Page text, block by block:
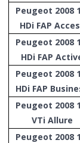
Peugeot 2008
HDi FAP
Peugeot 2008
HDi FAP
Peugeot 2008
HDi FAP
Peugeot 2008
VTi Allure
Peugeot 2008